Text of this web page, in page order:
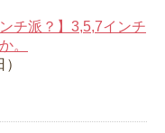
チ派？】3,5,7インチ
。